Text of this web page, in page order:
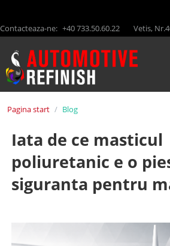
Contacteaza-ne: +40 733.50.60.22 Vetis,
Pagina start / Blog
Iata de ce masticul
poliuretanic e o
siguranta pentru